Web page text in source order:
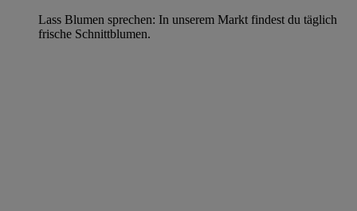
Lass Blumen sprechen: In unserem Markt findest du täglich
frische Schnittblumen.